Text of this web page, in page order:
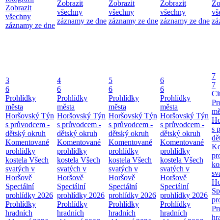
Zobrazit
všechny
záznamy ze dne
Zobrazit
všechny
záznamy ze dne
Zobrazit
všechny
záznamy ze dne
Zobrazit
všechny
záznamy ze dne
3
6
Prohlídky
města
Horšovský Týn
s průvodcem -
dětský okruh
Komentované
prohlídky
kostela Všech
svatých v
Horšově
Speciální
prohlídky 2026
Prohlídky
hradních
4
6
Prohlídky
města
Horšovský Týn
s průvodcem -
dětský okruh
Komentované
prohlídky
kostela Všech
svatých v
Horšově
Speciální
prohlídky 2026
Prohlídky
hradních
5
6
Prohlídky
města
Horšovský Týn
s průvodcem -
dětský okruh
Komentované
prohlídky
kostela Všech
svatých v
Horšově
Speciální
prohlídky 2026
Prohlídky
hradních
6
6
Prohlídky
města
Horšovský Týn
s průvodcem -
dětský okruh
Komentované
prohlídky
kostela Všech
svatých v
Horšově
Speciální
prohlídky 2026
Prohlídky
hradních
7
7
s